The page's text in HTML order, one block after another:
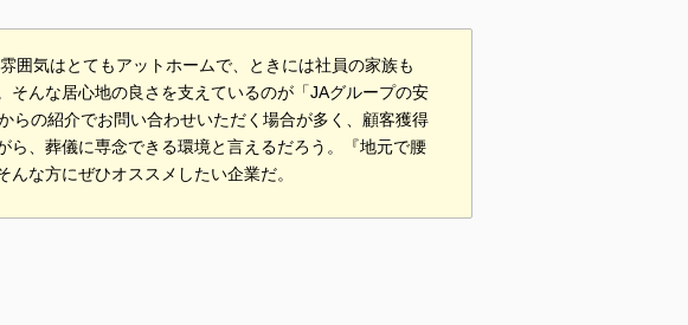
囲気はとてもアットホームで、ときには社員の家族も
んな居心地の良さを支えているのが「JAグループの安
らの紹介でお問い合わせいただく場合が多く、顧客獲得
、葬儀に専念できる環境と言えるだろう。『地元で腰
な方にぜひオススメしたい企業だ。